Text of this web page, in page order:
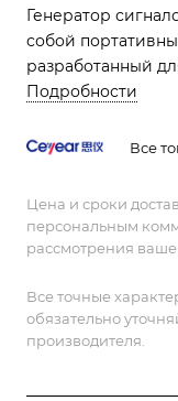
Генератор
собой
разработанный
Подробности
Все
Цена и сроки
персональным
рассмотрения
Все точные
обязательно
производителя.